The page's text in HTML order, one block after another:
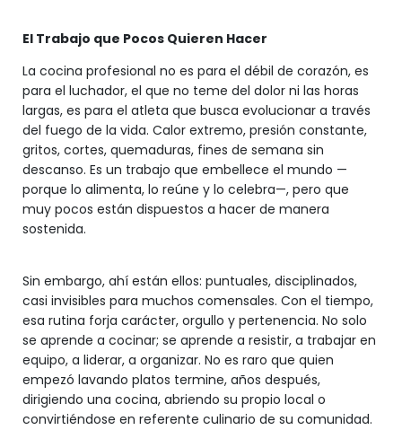
El Trabajo que Pocos Quieren Hacer
La cocina profesional no es para el débil de corazón, es
para el luchador, el que no teme del dolor ni las horas
largas, es para el atleta que busca evolucionar a través
del fuego de la vida. Calor extremo, presión constante,
gritos, cortes, quemaduras, fines de semana sin
descanso. Es un trabajo que embellece el mundo —
porque lo alimenta, lo reúne y lo celebra—, pero que
muy pocos están dispuestos a hacer de manera
sostenida.
Sin embargo, ahí están ellos: puntuales, disciplinados,
casi invisibles para muchos comensales. Con el tiempo,
esa rutina forja carácter, orgullo y pertenencia. No solo
se aprende a cocinar; se aprende a resistir, a trabajar en
equipo, a liderar, a organizar. No es raro que quien
empezó lavando platos termine, años después,
dirigiendo una cocina, abriendo su propio local o
convirtiéndose en referente culinario de su comunidad.